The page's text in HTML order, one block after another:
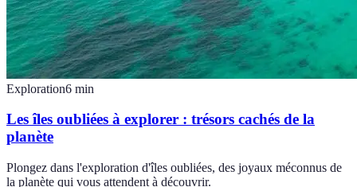
Exploration6 min
Les îles oubliées à explorer : trésors cachés de la
planète
Plongez dans l'exploration d'îles oubliées, des joyaux méconnus de
la planète qui vous attendent à découvrir.